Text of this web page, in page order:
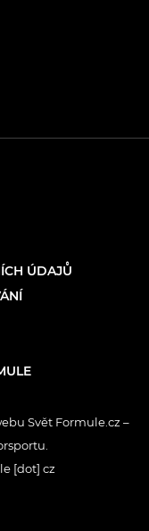
ÚDAJŮ
Svět Formule.cz –
[dot] cz